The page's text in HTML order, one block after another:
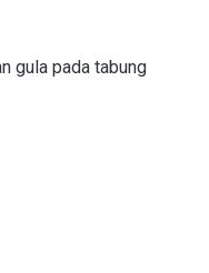
gula pada tabung